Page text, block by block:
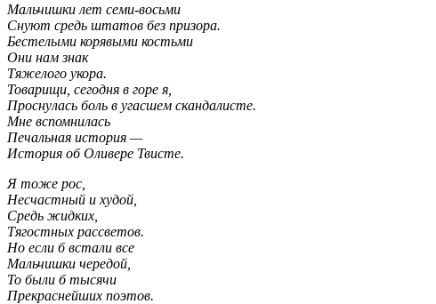
Мальчишки лет семи-восьми
Снуют средь штатов без призора.
Бестелыми корявыми костьми
Они нам знак
Тяжелого укора.
Товарищи, сегодня в горе я,
Проснулась боль в угасшем скандалисте.
Мне вспомнилась
Печальная история —
История об Оливере Твисте.
Я тоже рос,
Несчастный и худой,
Средь жидких,
Тягостных рассветов.
Но если б встали все
Мальчишки чередой,
То были б тысячи
Прекраснейших поэтов.